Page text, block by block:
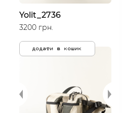
Yolit_2736
3200 грн.
додати в кошик